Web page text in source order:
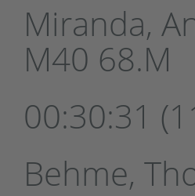
Miranda,
M40 68.M
00:30:31
Behme,